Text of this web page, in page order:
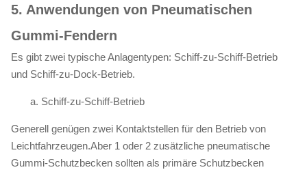
5. Anwendungen von Pneumatischen
Gummi-Fendern
Es gibt zwei typische Anlagentypen: Schiff-zu-Schiff-Betrieb
und Schiff-zu-Dock-Betrieb.
a. Schiff-zu-Schiff-Betrieb
Generell genügen zwei Kontaktstellen für den Betrieb von
Leichtfahrzeugen.Aber 1 oder 2 zusätzliche pneumatische
Gummi-Schutzbecken sollten als primäre Schutzbecken